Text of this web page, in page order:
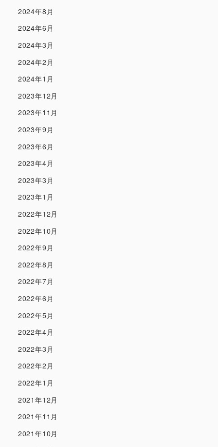
2024年8月
2024年6月
2024年3月
2024年2月
2024年1月
2023年12月
2023年11月
2023年9月
2023年6月
2023年4月
2023年3月
2023年1月
2022年12月
2022年10月
2022年9月
2022年8月
2022年7月
2022年6月
2022年5月
2022年4月
2022年3月
2022年2月
2022年1月
2021年12月
2021年11月
2021年10月